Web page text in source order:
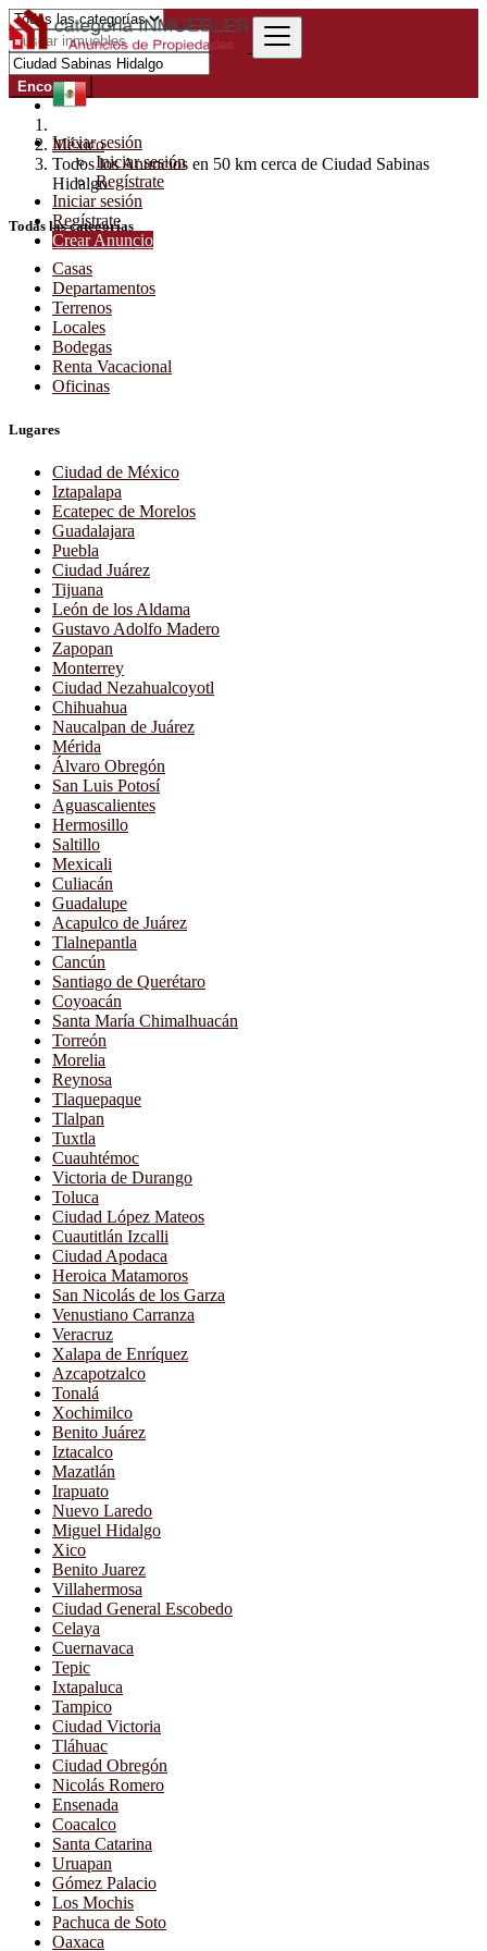
Iniciar sesión
Iniciar sesión
Regístrate
Iniciar sesión
Regístrate
Crear Anuncio
Encontrar
México
Todos los Anuncios en 50 km cerca de Ciudad Sabinas
Hidalgo
Todas las categorías
Casas
Departamentos
Terrenos
Locales
Bodegas
Renta Vacacional
Oficinas
Lugares
Ciudad de México
Iztapalapa
Ecatepec de Morelos
Guadalajara
Puebla
Ciudad Juárez
Tijuana
León de los Aldama
Gustavo Adolfo Madero
Zapopan
Monterrey
Ciudad Nezahualcoyotl
Chihuahua
Naucalpan de Juárez
Mérida
Álvaro Obregón
San Luis Potosí
Aguascalientes
Hermosillo
Saltillo
Mexicali
Culiacán
Guadalupe
Acapulco de Juárez
Tlalnepantla
Cancún
Santiago de Querétaro
Coyoacán
Santa María Chimalhuacán
Torreón
Morelia
Reynosa
Tlaquepaque
Tlalpan
Tuxtla
Cuauhtémoc
Victoria de Durango
Toluca
Ciudad López Mateos
Cuautitlán Izcalli
Ciudad Apodaca
Heroica Matamoros
San Nicolás de los Garza
Venustiano Carranza
Veracruz
Xalapa de Enríquez
Azcapotzalco
Tonalá
Xochimilco
Benito Juárez
Iztacalco
Mazatlán
Irapuato
Nuevo Laredo
Miguel Hidalgo
Xico
Benito Juarez
Villahermosa
Ciudad General Escobedo
Celaya
Cuernavaca
Tepic
Ixtapaluca
Tampico
Ciudad Victoria
Tláhuac
Ciudad Obregón
Nicolás Romero
Ensenada
Coacalco
Santa Catarina
Uruapan
Gómez Palacio
Los Mochis
Pachuca de Soto
Oaxaca